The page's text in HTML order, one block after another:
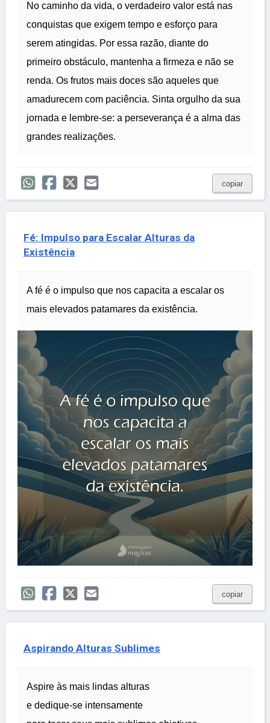
No caminho da vida, o verdadeiro valor está nas
conquistas que exigem tempo e esforço para
serem atingidas. Por essa razão, diante do
primeiro obstáculo, mantenha a firmeza e não se
renda. Os frutos mais doces são aqueles que
amadurecem com paciência. Sinta orgulho da sua
jornada e lembre-se: a perseverança é a alma das
grandes realizações.
copiar
Fé: Impulso para Escalar Alturas da
Existência
A fé é o impulso que nos capacita a escalar os
mais elevados patamares da existência.
copiar
Aspirando Alturas Sublimes
Aspire às mais lindas alturas
e dedique-se intensamente